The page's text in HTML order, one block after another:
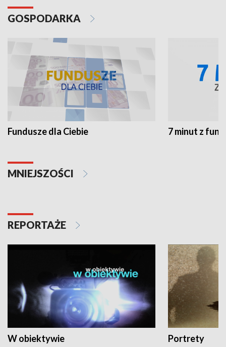
GOSPODARKA
Fundusze dla Ciebie 7 minut z
MNIEJSZOŚCI
REPORTAŻE
W obiektywie Portrety